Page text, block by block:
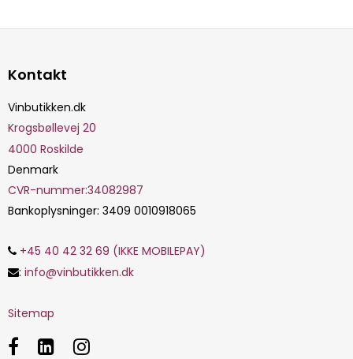
Kontakt
Vinbutikken.dk
Krogsbøllevej 20
4000 Roskilde
Denmark
CVR-nummer:34082987
Bankoplysninger: 3409 0010918065
+45 40 42 32 69 (IKKE MOBILEPAY)
: info@vinbutikken.dk
Sitemap